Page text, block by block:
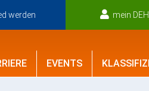
werden mein
EVENTS